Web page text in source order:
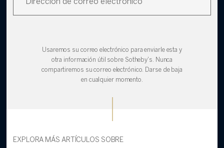
Usaremos su correo electrónico para enviarle esta y
otra información útil sobre Sotheby's. Nunca
compartiremos su correo electrónico. Darse de baja
en cualquier momento.
EXPLORA MÁS ARTÍCULOS SOBRE